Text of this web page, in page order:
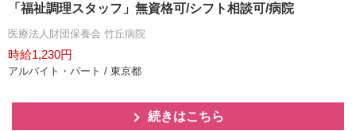
「福祉調理スタッフ」無資格可/シフト相談可/病院
医療法人財団保養会 竹丘病院
時給1,230円
アルバイト・パート / 東京都
続きはこちら